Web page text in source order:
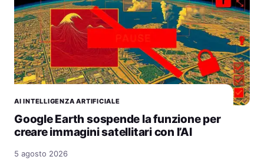
AI INTELLIGENZA ARTIFICIALE
Google Earth sospende la funzione per
creare immagini satellitari con l’AI
5 agosto 2026